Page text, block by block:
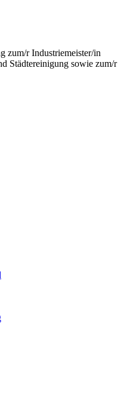
zum/r Industriemeister/in
Städtereinigung sowie zum/r